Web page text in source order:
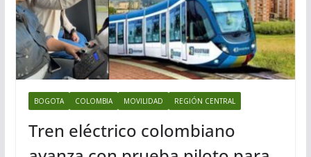
BOGOTA COLOMBIA MOVILIDAD REGIÓN CENTRAL
Tren eléctrico colombiano